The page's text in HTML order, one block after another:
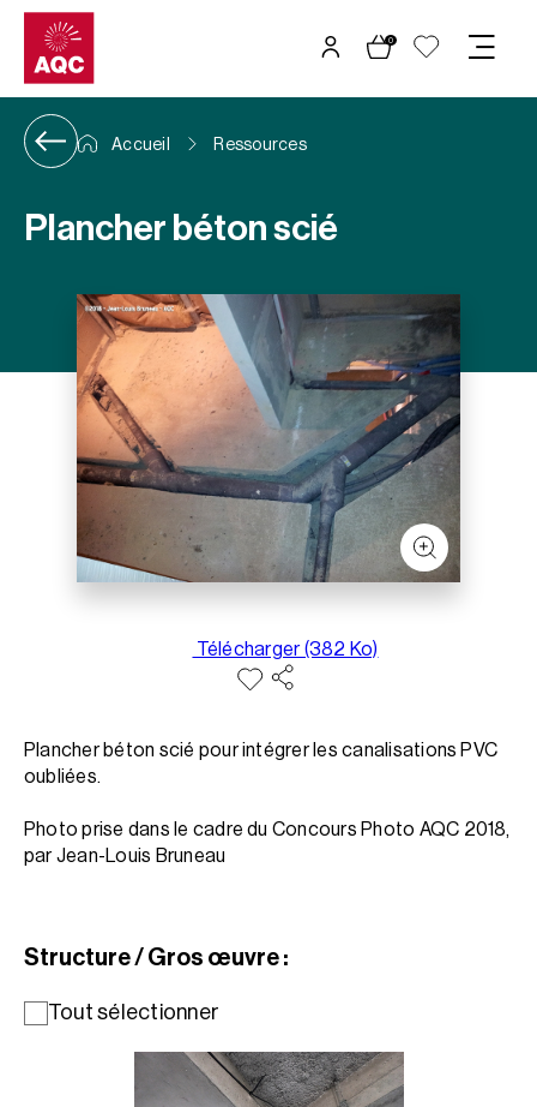
Panneau de gestion des cookies
0
Accueil Ressources
Plancher béton scié
Télécharger (382 Ko)
Plancher béton scié pour intégrer les canalisations PVC
oubliées.
Photo prise dans le cadre du Concours Photo AQC 2018,
par Jean-Louis Bruneau
Structure / Gros œuvre :
Tout sélectionner